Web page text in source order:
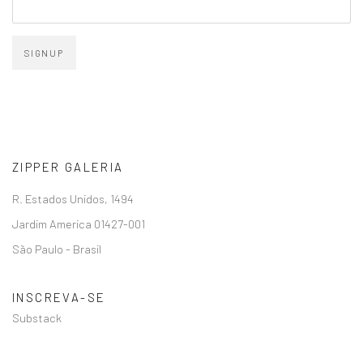
SIGNUP
ZIPPER GALERIA
R. Estados Unidos, 1494
Jardim America 01427-001
São Paulo - Brasil
INSCREVA-SE
Substack